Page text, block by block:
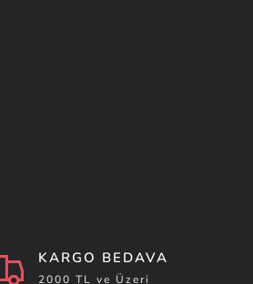
KARGO BEDAVA
2000 TL ve Üzeri